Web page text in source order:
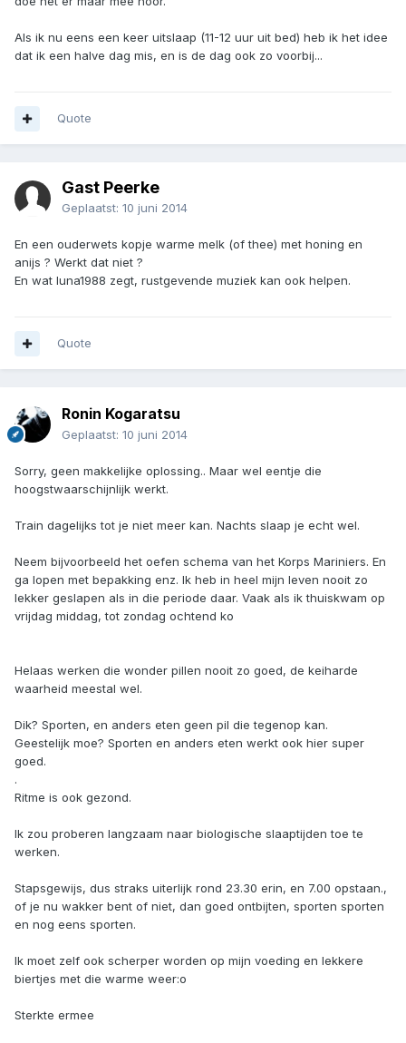
Als ik nu eens een keer uitslaap (11-12 uur uit bed) heb ik het idee
dat ik een halve dag mis, en is de dag ook zo voorbij...
Quote
Gast Peerke
Geplaatst: 10 juni 2014
En een ouderwets kopje warme melk (of thee) met honing en
anijs ? Werkt dat niet ?
En wat luna1988 zegt, rustgevende muziek kan ook helpen.
Quote
Ronin Kogaratsu
Geplaatst: 10 juni 2014
Sorry, geen makkelijke oplossing.. Maar wel eentje die
hoogstwaarschijnlijk werkt.
Train dagelijks tot je niet meer kan. Nachts slaap je echt wel.
Neem bijvoorbeeld het oefen schema van het Korps Mariniers. En
ga lopen met bepakking enz. Ik heb in heel mijn leven nooit zo
lekker geslapen als in die periode daar. Vaak als ik thuiskwam op
vrijdag middag, tot zondag ochtend ko
Helaas werken die wonder pillen nooit zo goed, de keiharde
waarheid meestal wel.
Dik? Sporten, en anders eten geen pil die tegenop kan.
Geestelijk moe? Sporten en anders eten werkt ook hier super
goed.
.
Ritme is ook gezond.
Ik zou proberen langzaam naar biologische slaaptijden toe te
werken.
Stapsgewijs, dus straks uiterlijk rond 23.30 erin, en 7.00 opstaan.,
of je nu wakker bent of niet, dan goed ontbijten, sporten sporten
en nog eens sporten.
Ik moet zelf ook scherper worden op mijn voeding en lekkere
biertjes met die warme weer:o
Sterkte ermee